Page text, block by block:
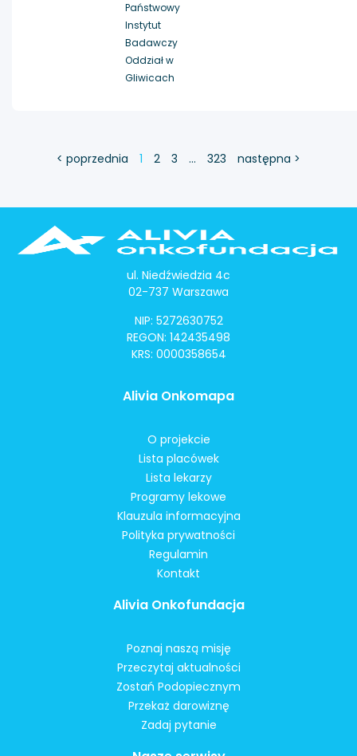
Państwowy
Instytut
Badawczy
Oddział w
Gliwicach
< poprzednia 1 2 3 … 323 następna >
ul. Niedźwiedzia 4c
02-737 Warszawa
NIP: 5272630752
REGON: 142435498
KRS: 0000358654
Alivia Onkomapa
O projekcie
Lista placówek
Lista lekarzy
Programy lekowe
Klauzula informacyjna
Polityka prywatności
Regulamin
Kontakt
Alivia Onkofundacja
Poznaj naszą misję
Przeczytaj aktualności
Zostań Podopiecznym
Przekaż darowiznę
Zadaj pytanie